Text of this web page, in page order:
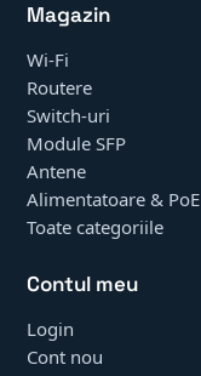
Magazin
Wi-Fi
Routere
Switch-uri
Module SFP
Antene
Alimentatoare & PoE
Toate categoriile
Contul meu
Login
Cont nou